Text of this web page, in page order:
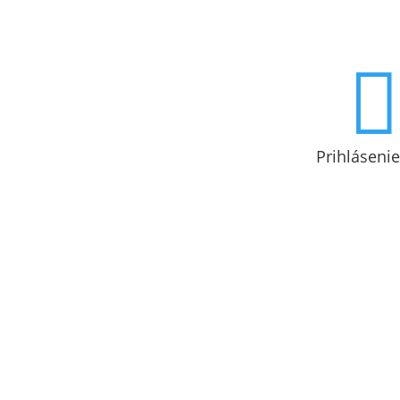

Prihlásenie